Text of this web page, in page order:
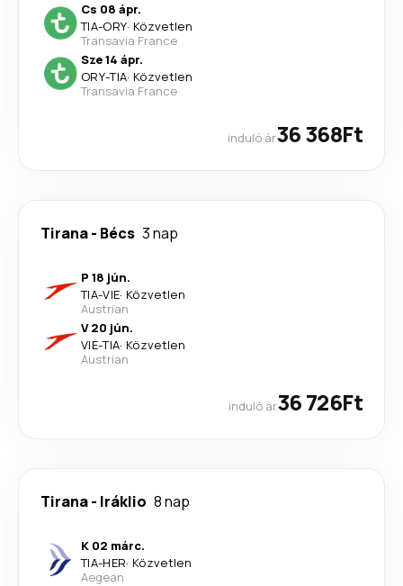
Cs 08 ápr.
TIA-ORY· Közvetlen
Transavia France
Sze 14 ápr.
ORY-TIA· Közvetlen
Transavia France
induló ár36 368Ft
Tirana- Bécs 3 nap
P 18 jún.
TIA-VIE· Közvetlen
Austrian
V 20 jún.
VIE-TIA· Közvetlen
Austrian
induló ár36 726Ft
Tirana- Iráklio 8 nap
K 02 márc.
TIA-HER· Közvetlen
Aegean